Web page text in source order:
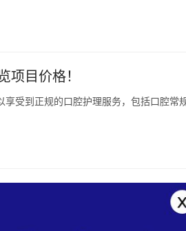
目价格！
受到正规的口腔护理服务，包括口腔常